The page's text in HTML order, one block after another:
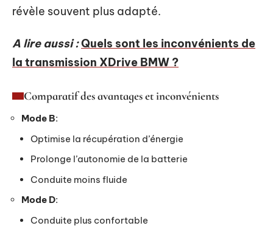
révèle souvent plus adapté.
A lire aussi :Quels sont les inconvénients de
la transmission XDrive BMW ?
Comparatif des avantages et inconvénients
Mode B:
Optimise la récupération d’énergie
Prolonge l’autonomie de la batterie
Conduite moins fluide
Mode D:
Conduite plus confortable